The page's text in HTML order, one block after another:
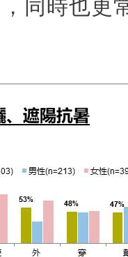
同時也更